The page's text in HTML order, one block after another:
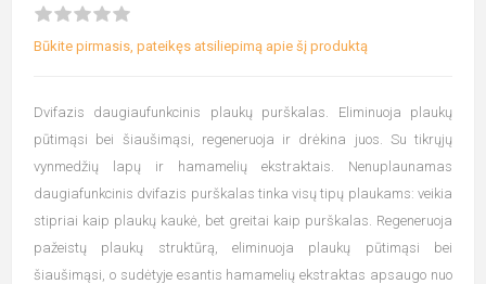
Būkite pirmasis, pateikęs atsiliepimą apie šį produktą
Dvifazis daugiaufunkcinis plaukų purškalas. Eliminuoja plaukų
pūtimąsi bei šiaušimąsi, regeneruoja ir drėkina juos. Su tikrųjų
vynmedžių lapų ir hamamelių ekstraktais. Nenuplaunamas
daugiafunkcinis dvifazis purškalas tinka visų tipų plaukams: veikia
stipriai kaip plaukų kaukė, bet greitai kaip purškalas. Regeneruoja
pažeistų plaukų struktūrą, eliminuoja plaukų pūtimąsi bei
šiaušimąsi, o sudėtyje esantis hamamelių ekstraktas apsaugo nuo